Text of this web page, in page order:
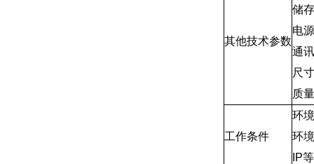
其他技术参数
储
电源
通
尺
质
工作条件
环
环
IP